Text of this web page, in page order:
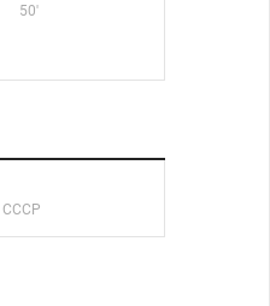
50'
СССР